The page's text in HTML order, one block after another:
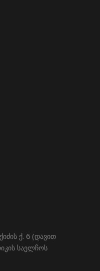
ქ. 6 (დავით
საელჩოს